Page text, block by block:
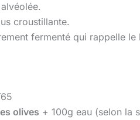
croustillante.
fermenté qui rappelle le
olives + 100g eau (selon la